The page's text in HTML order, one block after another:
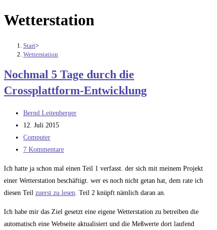
Wetterstation
Start>
Wetterstation
Nochmal 5 Tage durch die
Crossplattform-Entwicklung
Beitrags-
Autor:
Bernd Leitenberger
Beitrag
veröffentlicht:
12. Juli 2015
Beitrags-
Kategorie:
Computer
Beitrags-
7 Kommentare
Ich hatte ja schon mal einen Teil 1 verfasst. der sich mit meinem Projekt
einer Wetterstation beschäftigt. wer es noch nicht getan hat, dem rate ich
diesen Teil zuerst zu lesen . Teil 2 knüpft nämlich daran an.
Ich habe mir das Ziel gesetzt eine eigene Wetterstation zu betreiben die
automatisch eine Webseite aktualisiert und die Meßwerte dort laufend